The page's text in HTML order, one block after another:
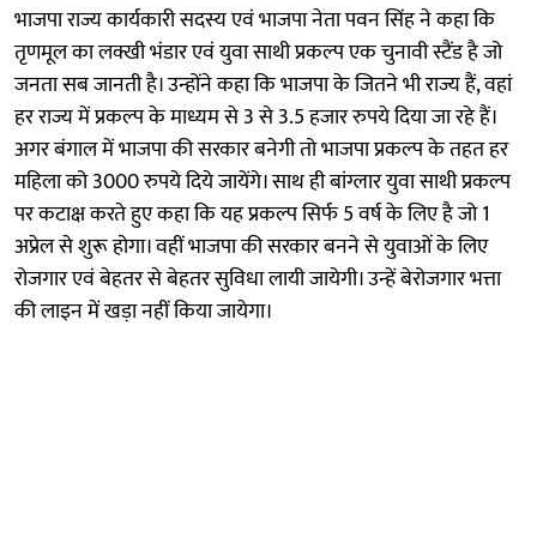
भाजपा राज्य कार्यकारी सदस्य एवं भाजपा नेता पवन सिंह ने कहा कि
तृणमूल का लक्खी भंडार एवं युवा साथी प्रकल्प एक चुनावी स्टैंड है जो
जनता सब जानती है। उन्होंने कहा कि भाजपा के जितने भी राज्य हैं, वहां
हर राज्य में प्रकल्प के माध्यम से 3 से 3.5 हजार रुपये दिया जा रहे हैं।
अगर बंगाल में भाजपा की सरकार बनेगी तो भाजपा प्रकल्प के तहत हर
महिला को 3000 रुपये दिये जायेंगे। साथ ही बांग्लार युवा साथी प्रकल्प
पर कटाक्ष करते हुए कहा कि यह प्रकल्प सिर्फ 5 वर्ष के लिए है जो 1
अप्रेल से शुरू होगा। वहीं भाजपा की सरकार बनने से युवाओं के लिए
रोजगार एवं बेहतर से बेहतर सुविधा लायी जायेगी। उन्हें बेरोजगार भत्ता
की लाइन में खड़ा नहीं किया जायेगा।